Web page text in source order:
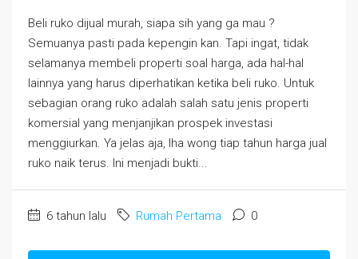
Beli ruko dijual murah, siapa sih yang ga mau ?
Semuanya pasti pada kepengin kan. Tapi ingat, tidak
selamanya membeli properti soal harga, ada hal-hal
lainnya yang harus diperhatikan ketika beli ruko. Untuk
sebagian orang ruko adalah salah satu jenis properti
komersial yang menjanjikan prospek investasi
menggiurkan. Ya jelas aja, lha wong tiap tahun harga jual
ruko naik terus. Ini menjadi bukti...
6 tahun lalu Rumah Pertama 0